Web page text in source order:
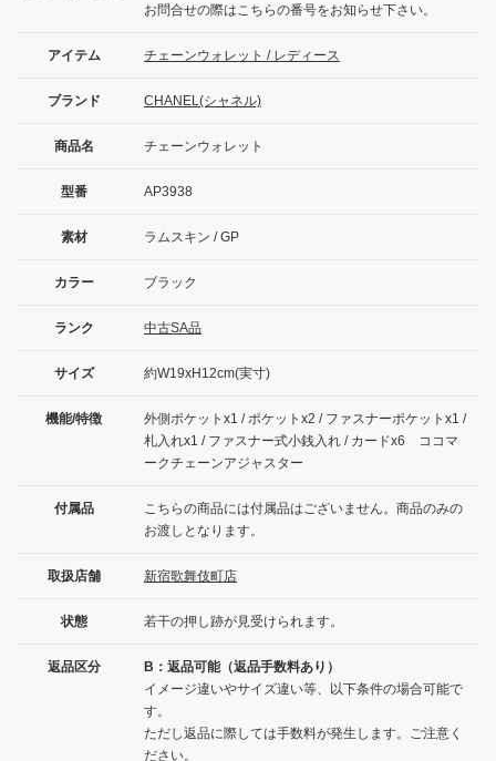
お問合せの際はこちらの番号をお知らせ下さい。
アイテム チェーンウォレット / レディース
ブランド CHANEL(シャネル)
商品名 チェーンウォレット
型番 AP3938
素材 ラムスキン / GP
カラー ブラック
ランク 中古SA品
サイズ 約W19xH12cm(実寸)
機能/特徴
外側ポケットx1 / ポケットx2 / ファスナーポケットx1 /
札入れx1 / ファスナー式小銭入れ / カードx6 ココマ
ークチェーンアジャスター
付属品
こちらの商品には付属品はございません。商品のみの
お渡しとなります。
取扱店舗 新宿歌舞伎町店
状態 若干の押し跡が見受けられます。
返品区分
B：返品可能（返品手数料あり）
イメージ違いやサイズ違い等、以下条件の場合可能で
す。
ただし返品に際しては手数料が発生します。ご注意く
ださい。